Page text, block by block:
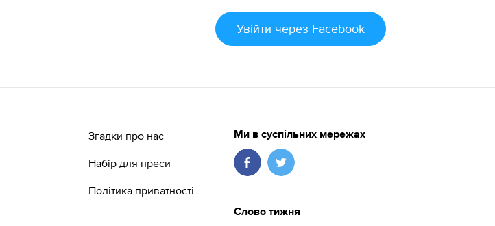
Увійти через Facebook
Згадки про нас
Набір для преси
Політика приватності
Ми в суспільних мережах
Слово тижня